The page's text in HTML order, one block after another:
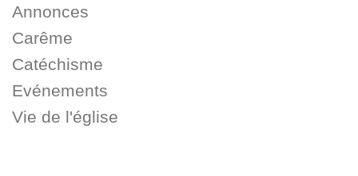
Annonces
Carême
Catéchisme
Evénements
Vie de l'église